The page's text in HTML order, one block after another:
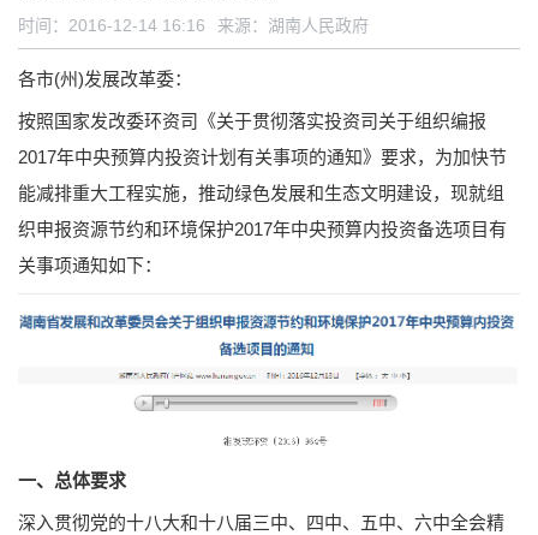
时间：2016-12-14 16:16 来源： 湖南人民政府
各市(州)发展改革委：
按照国家发改委环资司《关于贯彻落实投资司关于组织编报
2017年中央预算内投资计划有关事项的通知》要求，为加快节
能减排重大工程实施，推动绿色发展和生态文明建设，现就组
织申报资源节约和环境保护2017年中央预算内投资备选项目有
关事项通知如下：
一、总体要求
深入贯彻党的十八大和十八届三中、四中、五中、六中全会精